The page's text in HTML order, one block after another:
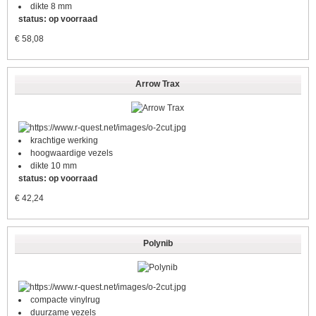
dikte 8 mm
status: op voorraad
€ 58,08
Arrow Trax
krachtige werking
hoogwaardige vezels
dikte 10 mm
status: op voorraad
€ 42,24
Polynib
compacte vinylrug
duurzame vezels